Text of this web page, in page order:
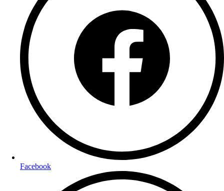
Facebook